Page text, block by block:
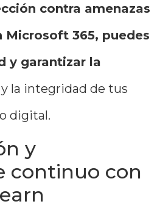
contra amenazas
Microsoft 365, puedes
y garantizar la
y la integridad de tus
digital.
y
continuo con